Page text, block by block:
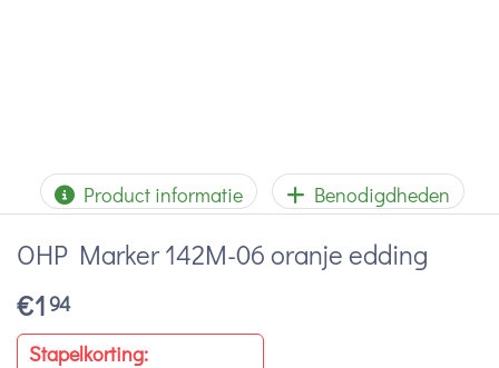
Product informatie Benodigdheden
OHP Marker 142M-06 oranje edding
€194
Stapelkorting: